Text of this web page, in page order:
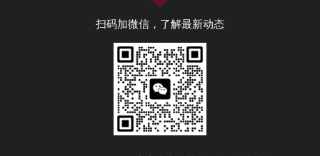
扫码加微信，了解最新动态